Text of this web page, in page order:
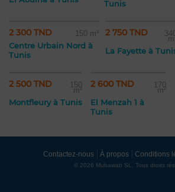
Tunis
2 300 TND 150 m²
Centre Urbain Nord à
Tunis
2 750 TND 340
La Fayette à
2 500 TND 150
m²
Montfleury à Tunis
2 600 TND 170
m²
El Menzah 1 à
Tunis
Contactez-nous À propos Conditions
© 2026 Mubawab SL. Tous droits